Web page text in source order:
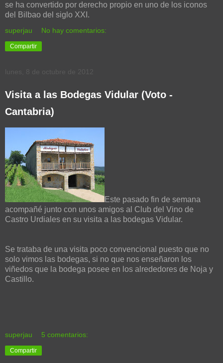
se ha convertido por derecho propio en uno de los iconos
del Bilbao del siglo XXI.
superjau No hay comentarios:
Compartir
lunes, 8 de octubre de 2012
Visita a las Bodegas Vidular (Voto -
Cantabria)
Este pasado fin de semana
acompañé junto con unos amigos al Club del Vino de
Castro Urdiales en su visita a las bodegas Vidular.
Se trataba de una visita poco convencional puesto que no
solo vimos las bodegas, si no que nos enseñaron los
viñedos que la bodega posee en los alrededores de Noja y
Castillo.
superjau 5 comentarios:
Compartir